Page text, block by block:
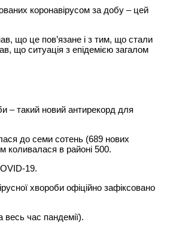
коронавірусом за добу – цей
що це пов’язане і з тим, що стали
що ситуація з епідемією загалом
– такий новий антирекорд для
до семи сотень (689 нових
коливалася в районі 500.
19.
хвороби офіційно зафіксовано
час пандемії).